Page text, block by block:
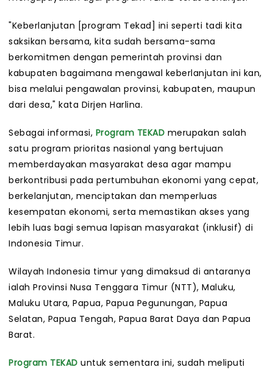
"Keberlanjutan [program Tekad] ini seperti tadi kita
saksikan bersama, kita sudah bersama-sama
berkomitmen dengan pemerintah provinsi dan
kabupaten bagaimana mengawal keberlanjutan ini kan,
bisa melalui pengawalan provinsi, kabupaten, maupun
dari desa," kata Dirjen Harlina.
Sebagai informasi, Program TEKAD merupakan salah
satu program prioritas nasional yang bertujuan
memberdayakan masyarakat desa agar mampu
berkontribusi pada pertumbuhan ekonomi yang cepat,
berkelanjutan, menciptakan dan memperluas
kesempatan ekonomi, serta memastikan akses yang
lebih luas bagi semua lapisan masyarakat (inklusif) di
Indonesia Timur.
Wilayah Indonesia timur yang dimaksud di antaranya
ialah Provinsi Nusa Tenggara Timur (NTT), Maluku,
Maluku Utara, Papua, Papua Pegunungan, Papua
Selatan, Papua Tengah, Papua Barat Daya dan Papua
Barat.
Program TEKAD untuk sementara ini, sudah meliputi